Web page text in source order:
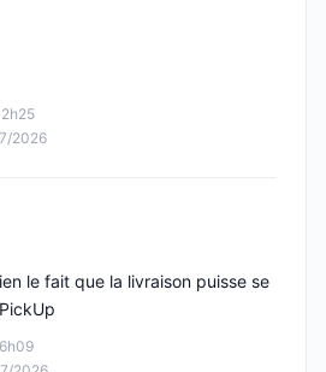
2026
le fait que la livraison puisse se